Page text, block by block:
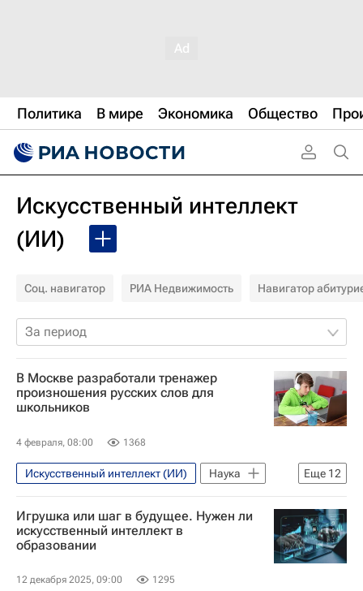
Политика В мире Экономика Общество
Искусственный интеллект
(ИИ)
Соц. навигатор РИА Недвижимость Навигатор
За период
В Москве разработали тренажер
произношения русских слов для
школьников
4 февраля, 08:00 1368
Еще 12
Искусственный интеллект (ИИ)
Наука
Российские инновации
Общество
Москва
Россия
Цифровая трансформация
Игрушка или шаг в будущее. Нужен ли
искусственный интеллект в
образовании
12 декабря 2025, 09:00 1295